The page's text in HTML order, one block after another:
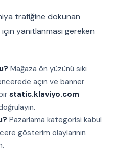
trafiğine dokunan
yanıtlanması gereken
Mağaza ön yüzünü sıkı
açın ve banner
static.klaviyo.com
Pazarlama kategorisi kabul
gösterim olaylarının